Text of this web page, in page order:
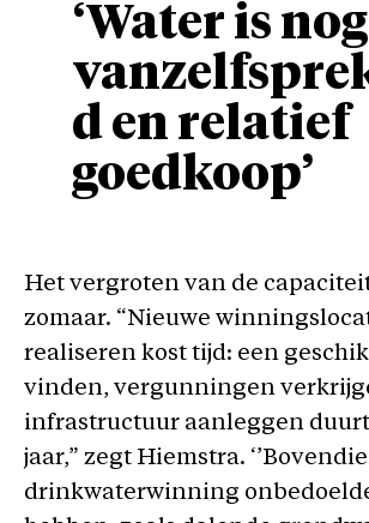
‘Water is
d en relatief
goedkoop’
Het vergroten van de
zomaar. “Nieuwe
realiseren kost tijd: een
vinden, vergunningen
infrastructuur aanleggen
jaar,” zegt Hiemstra.
drinkwaterwinning